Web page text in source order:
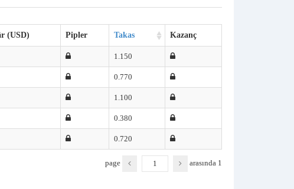
(USD) Pipler Takas Kazanç
1.150
0.770
1.100
0.380
0.720
page arasında 1